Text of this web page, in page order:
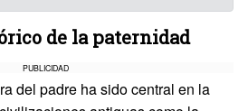
de la paternidad
PUBLICIDAD
del padre ha sido central en la